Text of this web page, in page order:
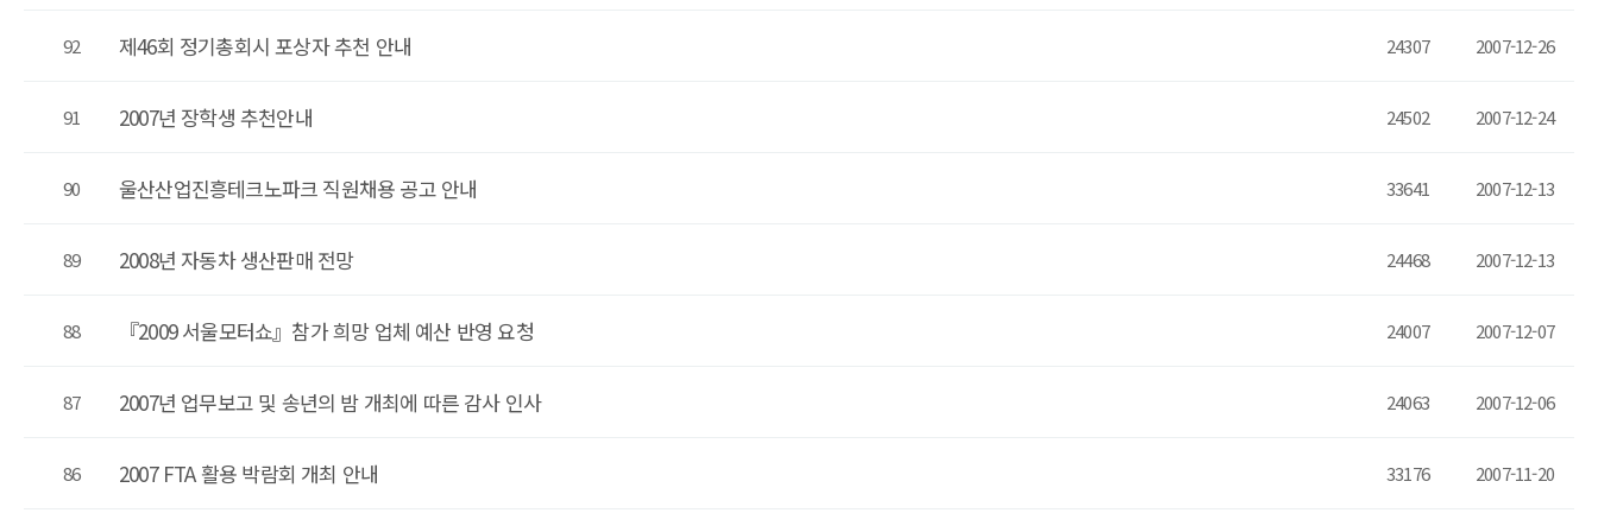
92 제46회 정기총회시 포상자 추천 안내 24307 2007-12-26
91 2007년 장학생 추천안내 24502 2007-12-24
90 울산산업진흥테크노파크 직원채용 공고 안내 33641 2007-12-13
89 2008년 자동차 생산판매 전망 24468 2007-12-13
88 『2009 서울모터쇼』참가 희망 업체 예산 반영 요청 24007 2007-12-07
87 2007년 업무보고 및 송년의 밤 개최에 따른 감사 인사 24063 2007-12-06
86 2007 FTA 활용 박람회 개최 안내 33176 2007-11-20